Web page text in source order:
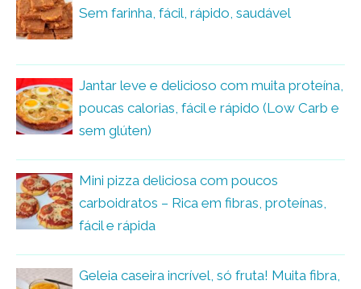
Sem farinha, fácil, rápido, saudável
Jantar leve e delicioso com muita proteína,
poucas calorias, fácil e rápido (Low Carb e
sem glúten)
Mini pizza deliciosa com poucos
carboidratos – Rica em fibras, proteínas,
fácil e rápida
Geleia caseira incrível, só fruta! Muita fibra,